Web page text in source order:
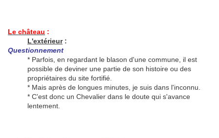
Le château :
L'extérieur:
Questionnement
* Parfois, en regardant le blason d'une commune, il est
possible de deviner une partie de son histoire ou des
propriétaires du site fortifié.
* Mais après de longues minutes, je suis dans l'inconnu.
* C'est donc un Chevalier dans le doute qui s'avance
lentement.